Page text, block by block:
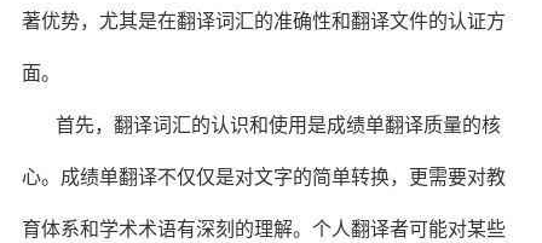
著优势，尤其是在翻译词汇的准确性和翻译文件的认证方
面。
首先，翻译词汇的认识和使用是成绩单翻译质量的核
心。成绩单翻译不仅仅是对文字的简单转换，更需要对教
育体系和学术术语有深刻的理解。个人翻译者可能对某些